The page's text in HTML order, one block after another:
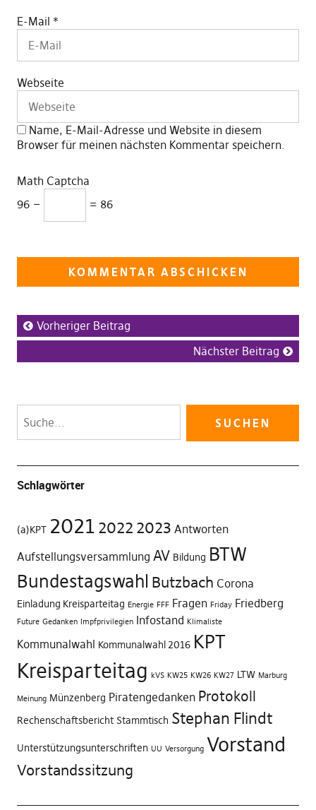
E-Mail *
Webseite
Name, E-Mail-Adresse und Website in diesem
Browser für meinen nächsten Kommentar speichern.
Math Captcha
96 −
= 86
Vorheriger Beitrag
Nächster Beitrag
Schlagwörter
(a)KPT 2021 2022 2023 Antworten
Aufstellungsversammlung AV Bildung BTW
Bundestagswahl Butzbach Corona
Einladung Kreisparteitag Energie FFF Fragen Friday Friedberg
Future Gedanken Impfprivilegien Infostand Klimaliste
Kommunalwahl Kommunalwahl 2016 KPT
Kreisparteitag kVS KW25 KW26 KW27 LTW Marburg
Meinung Münzenberg Piratengedanken Protokoll
Rechenschaftsbericht Stammtisch Stephan Flindt
Unterstützungsunterschriften UU Versorgung Vorstand
Vorstandssitzung